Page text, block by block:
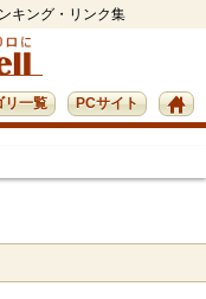
キング・リンク集
PCサイト
リ一覧